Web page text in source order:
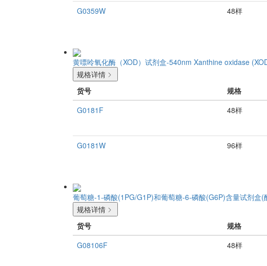
G0359W
48样
黄嘌呤氧化酶（XOD）试剂盒-540nm Xanthine oxidase
规格详情
货号
规格
G0181F
48样
G0181W
96样
葡萄糖-1-磷酸(1PG/G1P)和葡萄糖-6-磷酸(G6P)含量试剂盒(
规格详情
货号
规格
G08106F
48样